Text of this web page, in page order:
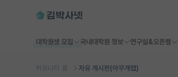
대학원생 모집 국내대학원 정보 연구실&오픈랩
커뮤니티 홈 자유 게시판(아무개랩)